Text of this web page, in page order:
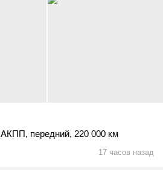
АКПП, передний, 220 000 км
17 часов назад